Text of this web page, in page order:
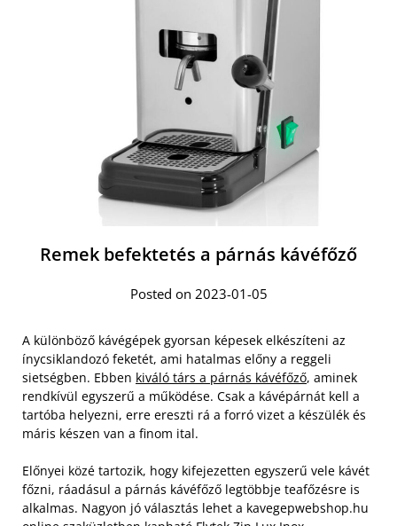
Remek befektetés a párnás kávéfőző
Posted on 2023-01-05
A különböző kávégépek gyorsan képesek elkészíteni az
ínycsiklandozó feketét, ami hatalmas előny a reggeli
sietségben. Ebben kiváló társ a párnás kávéfőző, aminek
rendkívül egyszerű a működése. Csak a kávépárnát kell a
tartóba helyezni, erre ereszti rá a forró vizet a készülék és
máris készen van a finom ital.
Előnyei közé tartozik, hogy kifejezetten egyszerű vele kávét
főzni, ráadásul a párnás kávéfőző legtöbbje teafőzésre is
alkalmas. Nagyon jó választás lehet a kavegepwebshop.hu